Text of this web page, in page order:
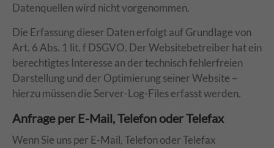
Datenquellen wird nicht vorgenommen.
Die Erfassung dieser Daten erfolgt auf Grundlage von
Art. 6 Abs. 1 lit. f DSGVO. Der Websitebetreiber hat ein
berechtigtes Interesse an der technisch fehlerfreien
Darstellung und der Optimierung seiner Website –
hierzu müssen die Server-Log-Files erfasst werden.
Anfrage per E-Mail, Telefon oder Telefax
Wenn Sie uns per E-Mail, Telefon oder Telefax